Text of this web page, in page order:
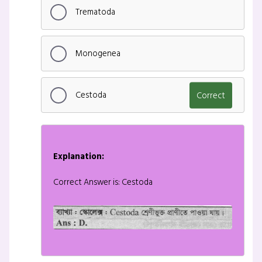
Trematoda
Monogenea
Cestoda Correct
Explanation:
Correct Answer is: Cestoda